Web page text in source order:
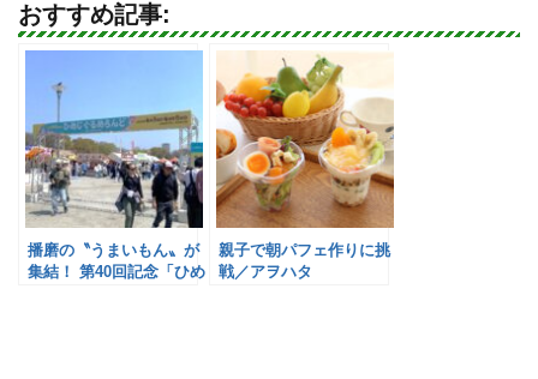
おすすめ記事:
播磨の〝うまいもん〟が
集結！ 第40回記念「ひめ
親子で朝パフェ作りに挑
戦／アヲハタ